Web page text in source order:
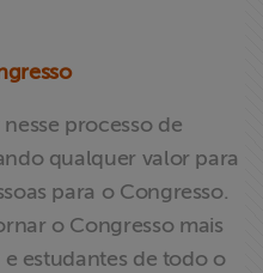
processo de
qualquer valor para
para o Congresso.
o Congresso mais
estudantes de todo o